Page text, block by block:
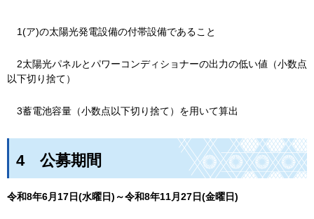
1(ア)の太陽光発電設備の付帯設備であること
2太陽光パネルとパワーコンディショナーの出力の低い値（小数点
以下切り捨て）
3蓄電池容量（小数点以下切り捨て）を用いて算出
4 公募期間
令和8年6月17日(水曜日)～令和8年11月27日(金曜日)